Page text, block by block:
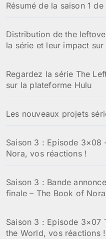
Résumé de la saison 1
Distribution de the
la série et leur impact
Regardez la série The
sur la plateforme Hulu
Les nouveaux projets
Saison 3 : Episode 3×08
Nora, vos réactions !
Saison 3 : Bande
finale – The Book of Nora
Saison 3 : Episode 3×07
the World, vos réactions !